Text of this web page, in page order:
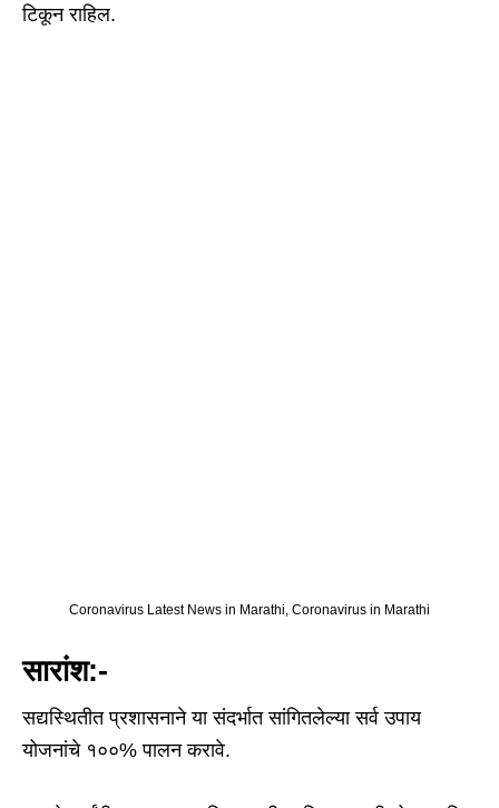
टिकून राहिल.
Coronavirus Latest News in Marathi, Coronavirus in Marathi
सारांश:-
सद्यस्थितीत प्रशासनाने या संदर्भात सांगितलेल्या सर्व उपाय
योजनांचे १००% पालन करावे.